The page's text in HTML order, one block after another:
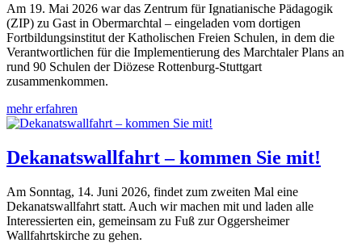
Am 19. Mai 2026 war das Zentrum für Ignatianische Pädagogik
(ZIP) zu Gast in Obermarchtal – eingeladen vom dortigen
Fortbildungsinstitut der Katholischen Freien Schulen, in dem die
Verantwortlichen für die Implementierung des Marchtaler Plans an
rund 90 Schulen der Diözese Rottenburg-Stuttgart
zusammenkommen.
mehr erfahren
Dekanatswallfahrt – kommen Sie mit!
Am Sonntag, 14. Juni 2026, findet zum zweiten Mal eine
Dekanatswallfahrt statt. Auch wir machen mit und laden alle
Interessierten ein, gemeinsam zu Fuß zur Oggersheimer
Wallfahrtskirche zu gehen.